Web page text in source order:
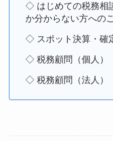
◇ はじめての税務相
か分からない方への
◇ スポット決算・確
◇ 税務顧問（個人）
◇ 税務顧問（法人）